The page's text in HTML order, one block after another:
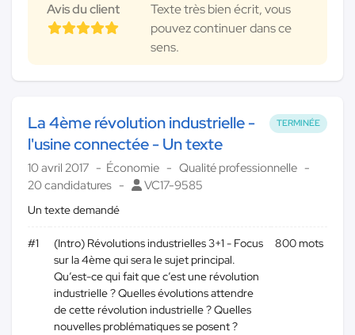
Avis du client
Texte très bien écrit, vous
pouvez continuer dans ce
sens.
TERMINÉE
La 4ème révolution industrielle -
l'usine connectée - Un texte
10 avril 2017 Économie
Qualité professionnelle
20 candidatures
VC17-9585
Un texte demandé
#1
(Intro) Révolutions industrielles 3+1 - Focus
sur la 4ème qui sera le sujet principal.
Qu’est-ce qui fait que c’est une révolution
industrielle ? Quelles évolutions attendre
de cette révolution industrielle ? Quelles
nouvelles problématiques se posent ?
800 mots